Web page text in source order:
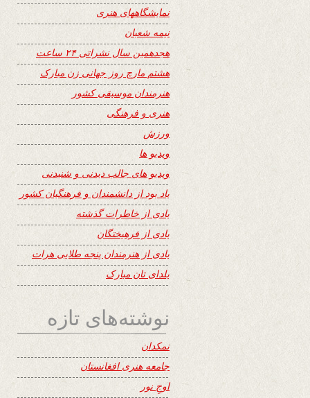
نمایشگاههای هنری
نیمه شعبان
هجدهمین سال نشراتی ۲۴ ساعت
هشتم مارچ روز جهانی زن مبارک
هنرمندان موسیقی کشور
هنری و فرهنگی
ورزش
ویدیو ها
ویدیو های جالب دیدنی و شنیدنی
یاد بود از دانشمندان و فرهنگیان کشور
یادی از خاطرات گذشته
یادی از فرهیختگان
یادی از هنرمندان پنجه طلایی هرات
یلدای تان مبارک
نوشته‌های تازه
نمکدان
جامعه هنری افغانستان
اوجِ نور